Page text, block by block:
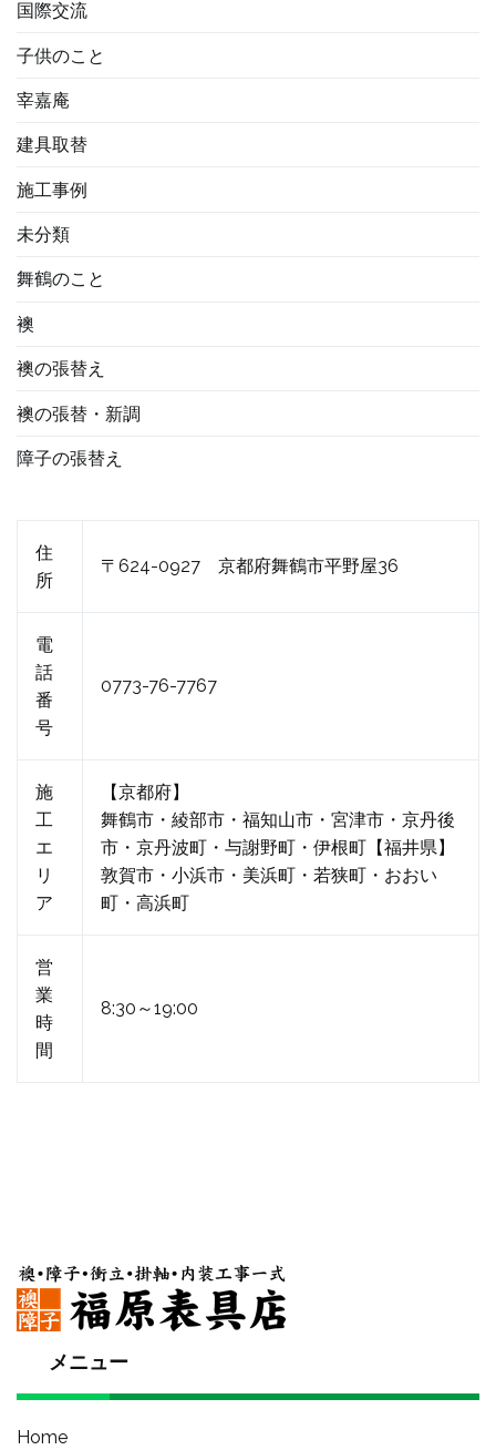
国際交流
子供のこと
宰嘉庵
建具取替
施工事例
未分類
舞鶴のこと
襖
襖の張替え
襖の張替・新調
障子の張替え
住
所
〒624-0927 京都府舞鶴市平野屋36
電
話
番
号
0773-76-7767
施
工
エ
リ
ア
【京都府】
舞鶴市・綾部市・福知山市・宮津市・京丹後
市・京丹波町・与謝野町・伊根町【福井県】
敦賀市・小浜市・美浜町・若狭町・おおい
町・高浜町
営
業
時
間
8:30～19:00
メニュー
Home